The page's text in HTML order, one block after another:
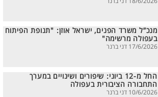
מנכ”ל משרד הפנים, ישראל אוזן: "תנופת הפיתוח
בעפולה מרשימה"
17/6/2026 דני ברנר
החל מ-12 ביוני: שיפורים ושינויים במערך
התחבורה הציבורית בעפולה
10/6/2026 דני ברנר